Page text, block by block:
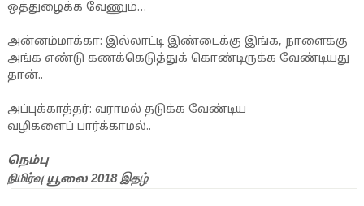
ஒத்துழைக்க வேணும்…
அன்னம்மாக்கா: இல்லாட்டி இண்டைக்கு இங்க, நாளைக்கு
அங்க எண்டு கணக்கெடுத்துக் கொண்டிருக்க வேண்டியது
தான்..
அப்புக்காத்தர்: வராமல் தடுக்க வேண்டிய
வழிகளைப் பார்க்காமல்..
நெம்பு
நிமிர்வுயூலை2018 இதழ்